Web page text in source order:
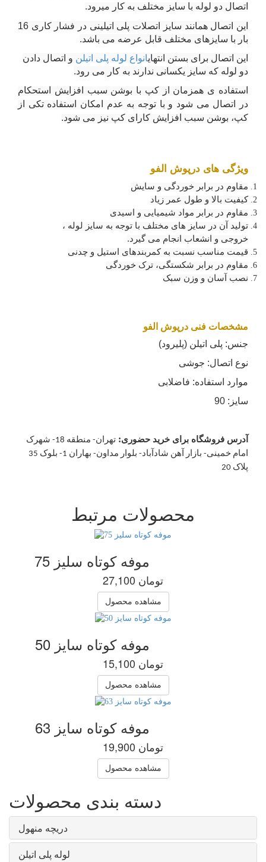
اتصال دو لوله با سایز مختلف به کار میرود.
این اتصال همانند سایز اتصلات پلی اتیلینی در فشار کاری 16
بار با سایزهای مختلف قابل عرضه می باشد.
این اتصال برای بستن انتهایانواع لوله پلی اتیلن و اتصال دادن
دو لوله که سایز یکسانی ندارند به کار می رود.
استفاده ی همزمان از کپ با بوشن سبب افزایش استحکام
در اتصال می شود و با توجه به عدم امکان استفاده تکی از
کپ، بوشن سبب افزایش کارای کپ نیز می شود.
ویژگی های درپوش الفو
مقاوم در برابر خوردگی و سایش
کیفیت بالا و طول عمر زیاد
مقاوم در برابر مواد شیمیایی و اسیدی
تولید آن در سایز های مختلف با توجه به سایز لوله ،
خروجی و انشعاب انجام می گیرد.
قیمت مناسب نسبت به کمربندهای استیل و چدنی
مقاوم در برابر شکستگی، ترک خوردگی
نصب آسان و وزن سبک
مشخصات فنی درپوش الفو
جنس: پلی اتیلن (پلیرود)
نوع اتصال: جوشی
موارد استفاده: فاضلابی
سایز: 90
آدرس فروشگاه برای خرید حضوری:
تهران- منطقه 18- شهرک
امام خمینی- بازار آهن شادآباد- بلوار مداون- بهاران 1- بلوک 35
پلاک 20
محصولات مرتبط
موفه کوتاه سلیز 75
27,100 تومان
مشاهده محصول
موفه کوتاه سایز 50
15,100 تومان
مشاهده محصول
موفه کوتاه سایز 63
19,900 تومان
مشاهده محصول
دسته بندی محصولات
دریچه منهول
لوله پلی اتیلن